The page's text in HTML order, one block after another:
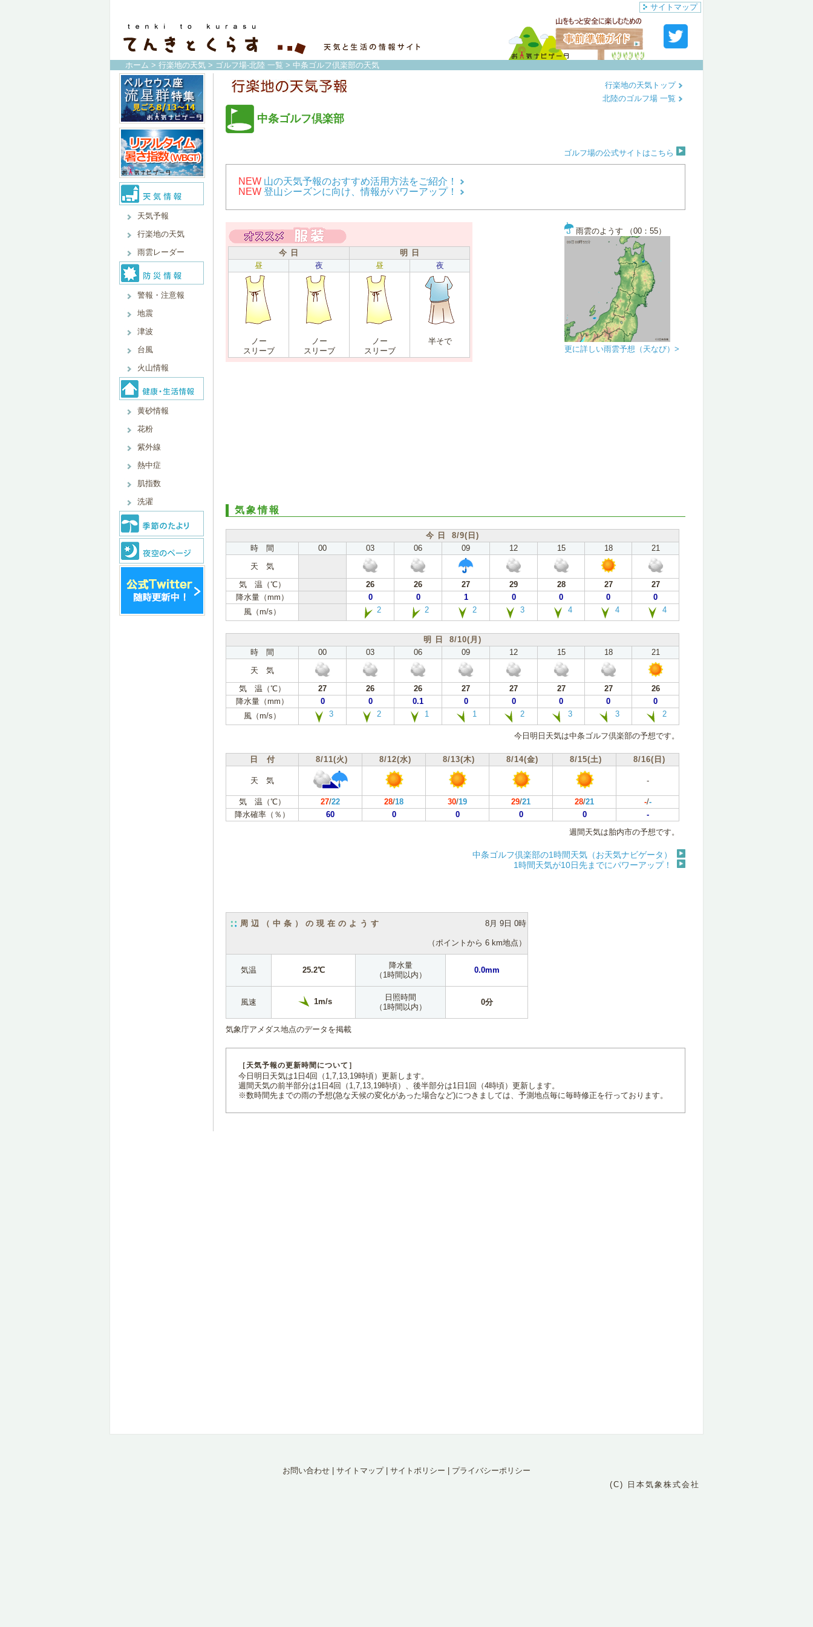
サイトマップ
ホーム > 行楽地の天気 > ゴルフ場-北陸 一覧 > 中条ゴルフ倶楽部の天気
天気予報
行楽地の天気
雨雲レーダー
警報・注意報
地震
津波
台風
火山情報
黄砂情報
花粉
紫外線
熱中症
肌指数
洗濯
中条ゴルフ倶楽部
行楽地の天気トップ
北陸のゴルフ場 一覧
ゴルフ場の公式サイトはこちら
NEW 山の天気予報のおすすめ活用方法をご紹介！
NEW 登山シーズンに向け、情報がパワーアップ！
今 日
明 日
昼
夜 昼 夜
ノー
スリーブ
ノー
スリーブ
ノー
スリーブ
半そで
雨雲のようす （00：55）
更に詳しい雨雲予想（天なび）>
気象情報
今 日 8/9(日)
時 間
00 03 06 09 12 15 18
21
天 気
気 温（℃）
26 26 27 29 28 27
27
降水量（mm）
0 0 1 0 0 0
0
風（m/s）
2 2 2 3 4 4 4
明 日 8/10(月)
時 間
00 03 06 09 12 15 18
21
天 気
気 温（℃）
27 26 26 27 27 27 27
26
降水量（mm）
0 0 0.1 0 0 0 0
0
風（m/s）
3 2 1 1 2 3 3 2
今日明日天気は中条ゴルフ倶楽部の予想です。
日 付 8/11(火) 8/12(水) 8/13(木) 8/14(金) 8/15(土) 8/16(日)
天 気 -
気 温（℃） 27/22 28/18 30/19 29/21 28/21 -/-
降水確率（％）
60 0 0 0 0
-
週間天気は胎内市の予想です。
中条ゴルフ倶楽部の1時間天気（お天気ナビゲータ）
1時間天気が10日先までにパワーアップ！
周辺（中条）の現在のようす 8月 9日 0時
（ポイントから 6 km地点）
気温 25.2℃
降水量
（1時間以内）
0.0mm
風速 1m/s
日照時間
（1時間以内）
0分
気象庁アメダス地点のデータを掲載
［天気予報の更新時間について］
今日明日天気は1日4回（1,7,13,19時頃）更新します。
週間天気の前半部分は1日4回（1,7,13,19時頃）、後半部分は1日1回（4時頃）更新します。
※数時間先までの雨の予想(急な天候の変化があった場合など)につきましては、予測地点毎に毎時修正を行っております。
お問い合わせ サイトマップ| サイトポリシー
プライバシーポリシー
(C) 日本気象株式会社